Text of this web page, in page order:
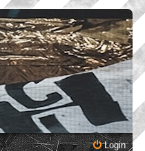
Login